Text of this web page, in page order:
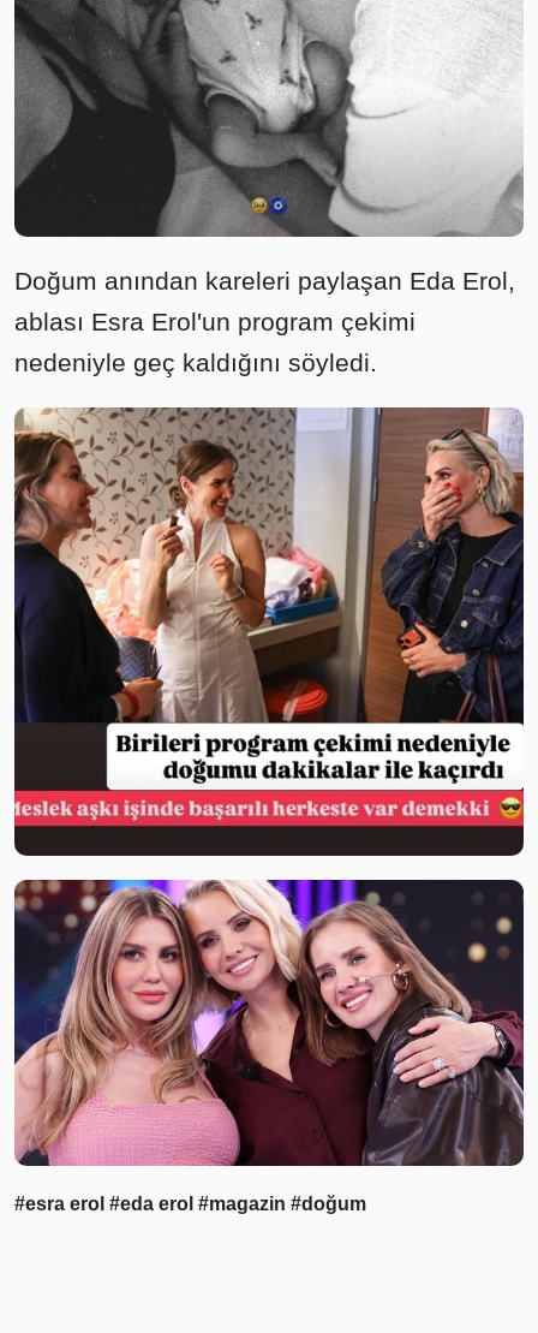
Doğum anından kareleri paylaşan Eda Erol,
ablası Esra Erol'un program çekimi
nedeniyle geç kaldığını söyledi.
#esra erol #eda erol #magazin #doğum